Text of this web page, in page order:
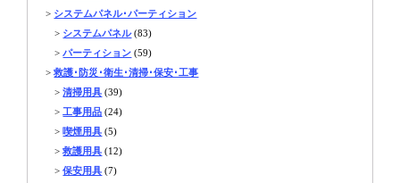
> システムパネル･パーティション
> システムパネル(83)
>パーティション (59)
>救護･防災･衛生･清掃･保安･工事
>清掃用具 (39)
> 工事用品 (24)
>喫煙用具 (5)
>救護用具 (12)
>保安用具 (7)